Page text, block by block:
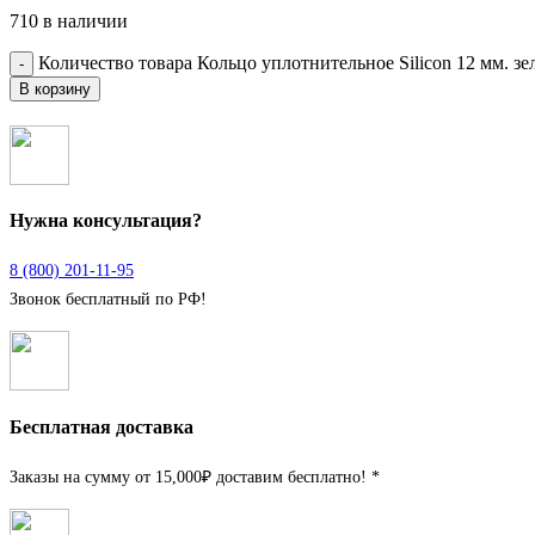
710 в наличии
Количество товара Кольцо уплотнительное Silicon 12 мм.
В корзину
Нужна консультация?
8 (800) 201-11-95
Звонок бесплатный по РФ!
Бесплатная доставка
Заказы на сумму от 15,000₽ доставим бесплатно! *